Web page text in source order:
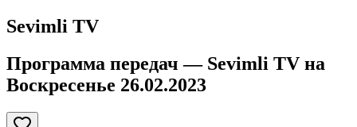
Sevimli TV
Программа передач — Sevimli TV на
Воскресенье 26.02.2023